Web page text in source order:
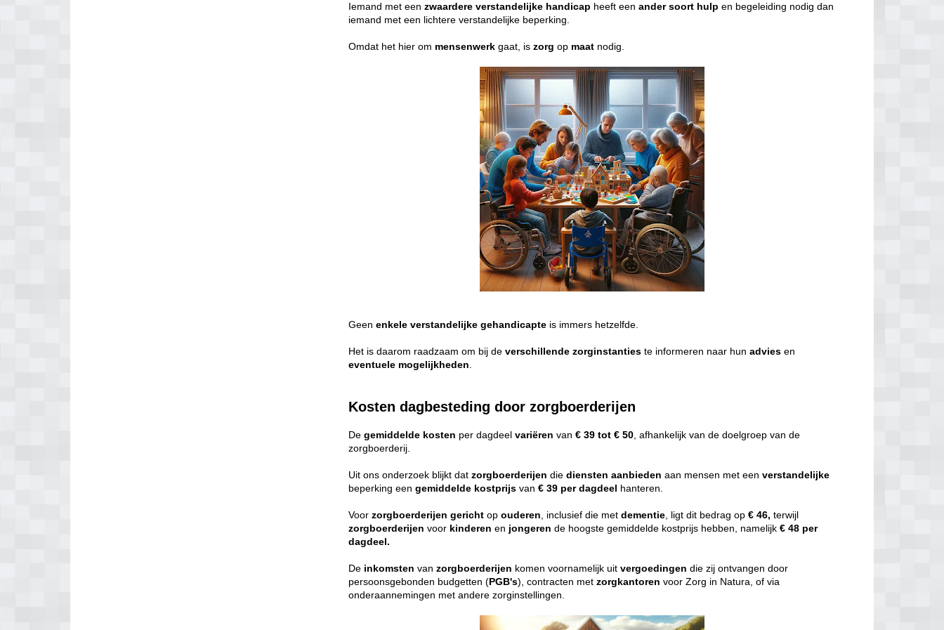
Iemand met eenzwaardere verstandelijke handicap heeft eenander soort hulp en begeleiding nodig dan
iemand met een lichtere verstandelijke beperking.
Omdat het hier om mensenwerk gaat, iszorg op maat nodig.
Geenenkele verstandelijke gehandicapte is immers hetzelfde.
Het is daarom raadzaam om bij deverschillende zorginstanties te informeren naar hunadvies en
eventuele mogelijkheden.
Kosten dagbesteding door zorgboerderijen
Degemiddelde kosten per dagdeelvariëren van€ 39 tot € 50 , afhankelijk van de doelgroep van de
zorgboerderij.
Uit ons onderzoek blijkt datzorgboerderijen diediensten aanbieden aan mensen met eenverstandelijke
beperking eengemiddelde kostprijs van€ 39 per dagdeel hanteren.
Voorzorgboerderijen gericht opouderen , inclusief die metdementie , ligt dit bedrag op€ 46, terwijl
zorgboerderijen voor kinderen en jongeren de hoogste gemiddelde kostprijs hebben, namelijk€ 48 per
dagdeel.
De inkomsten vanzorgboerderijen komen voornamelijk uitvergoedingen die zij ontvangen door
persoonsgebonden budgetten ( PGB's), contracten metzorgkantoren voor Zorg in Natura, of via
onderaannemingen met andere zorginstellingen.